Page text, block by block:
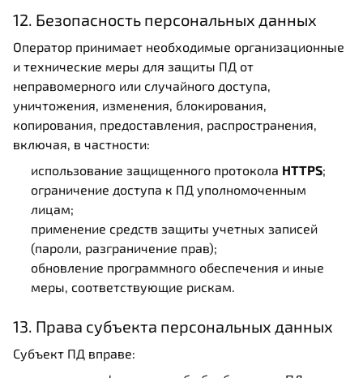
12. Безопасность персональных данных
Оператор принимает необходимые организационные
и технические меры для защиты ПД от
неправомерного или случайного доступа,
уничтожения, изменения, блокирования,
копирования, предоставления, распространения,
включая, в частности:
использование защищенного протокола HTTPS;
ограничение доступа к ПД уполномоченным
лицам;
применение средств защиты учетных записей
(пароли, разграничение прав);
обновление программного обеспечения и иные
меры, соответствующие рискам.
13. Права субъекта персональных данных
Субъект ПД вправе: